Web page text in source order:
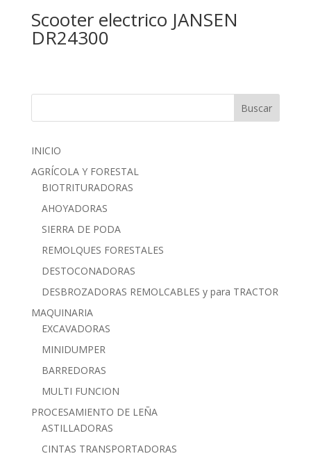
Scooter electrico JANSEN
DR24300
Buscar
INICIO
AGRÍCOLA Y FORESTAL
BIOTRITURADORAS
AHOYADORAS
SIERRA DE PODA
REMOLQUES FORESTALES
DESTOCONADORAS
DESBROZADORAS REMOLCABLES y para TRACTOR
MAQUINARIA
EXCAVADORAS
MINIDUMPER
BARREDORAS
MULTI FUNCION
PROCESAMIENTO DE LEÑA
ASTILLADORAS
CINTAS TRANSPORTADORAS